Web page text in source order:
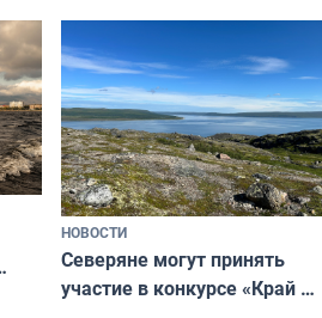
короткометражном фильме
НОВОСТИ
Северяне могут принять
участие в конкурсе «Край у